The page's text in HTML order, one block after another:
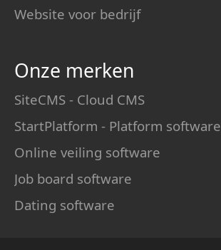
Website voor bedrijf
Onze merken
SiteCMS - Cloud CMS
StartPlatform - Platform software
Online veiling software
Job board software
Dating software